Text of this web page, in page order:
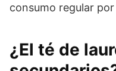
consumo regular
¿El té de